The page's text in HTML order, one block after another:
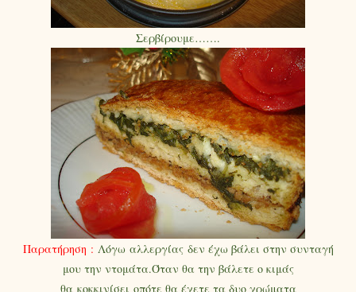
Σερβίρουμε…….
Παρατήρηση : Λόγω αλλεργίας δεν έχω βάλει στην συνταγή
μου την ντομάτα.Όταν θα την βάλετε ο κιμάς
θα κοκκινίσει οπότε θα έχετε τα δυο χρώματα